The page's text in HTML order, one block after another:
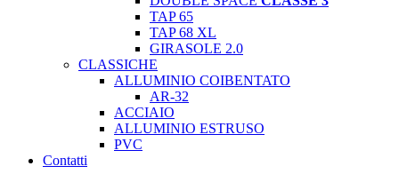
TAP 65
TAP 68 XL
GIRASOLE 2.0
CLASSICHE
ALLUMINIO COIBENTATO
AR-32
ACCIAIO
ALLUMINIO ESTRUSO
PVC
Contatti